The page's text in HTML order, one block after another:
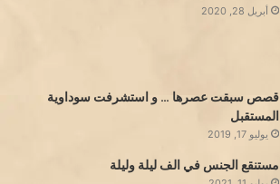
أبريل 28, 2020
قصص سبقت عصرها … و استشرفت سوداوية
المستقبل
يوليو 17, 2019
مستنقع الجنس في الف ليلة وليلة